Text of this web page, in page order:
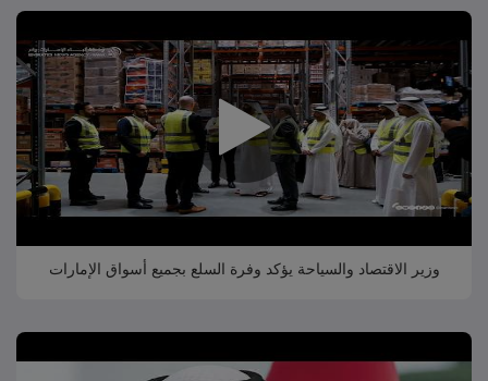
وزير الاقتصاد والسياحة يؤكد وفرة السلع بجميع أسواق الإمارات